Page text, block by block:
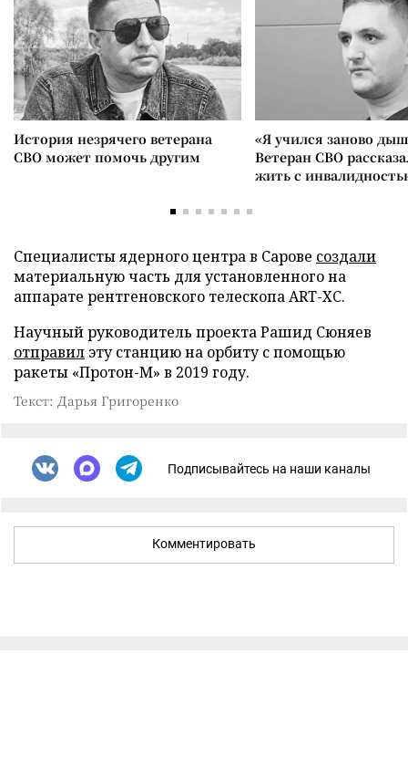
История незрячего ветерана
СВО может помочь другим
«Я учился заново
Ветеран СВО
жить с
Специалисты ядерного центра в Сарове создали
материальную часть для установленного на
аппарате рентгеновского телескопа ART-XC.
Научный руководитель проекта Рашид Сюняев
отправил эту станцию на орбиту с помощью
ракеты «Протон-М» в 2019 году.
Текст: Дарья Григоренко
Подписывайтесь на наши каналы
Комментировать